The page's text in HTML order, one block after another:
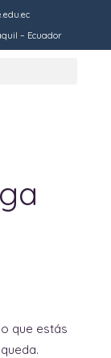
– Ecuador
que estás